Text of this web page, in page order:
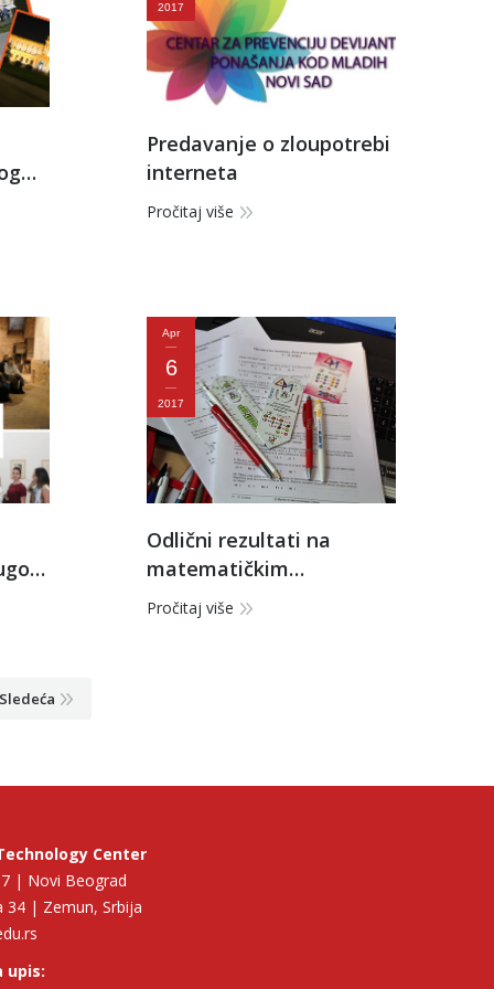
2017
Predavanje o zloupotrebi
interneta
Pročitaj više
Apr
6
2017
Odlični rezultati na
matematičkim
takmičenjima: „Misliša” i
„Kengur bez granica”
Pročitaj više
Sledeća
Center
7 | Novi Beograd
34 | Zemun, Srbija
upis: